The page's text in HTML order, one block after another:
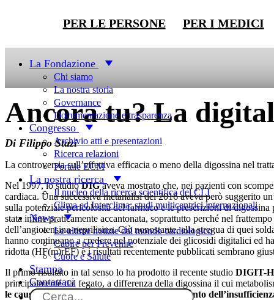
PER LE PERSONE PER I MEDICI
La Fondazione
Chi siamo
La nostra storia
Governance
Documentazione e trasparenza
Congresso
Archivio atti e presentazioni
Ricerca relazioni
Portale ECM
La nostra ricerca
Il nucleo della ricerca scientifica del CLI
Clima ed Interclima: studi multicentrici internazionali
News
Le ultime notizie dal mondo cardiologico
Capire per Prevenire
Cuore e Salute
Stampa
Contattaci
Top News
Ancora tu? La
Di Filippo Stazi
La controversia sull’effettiva efficacia o meno della digossina nel
Nel 1997, lo studioDIGaveva mostrato che, nei pazienti con
cardiaca. Una successiva metanalisi del 2016 aveva però suggerito
sulla potenziale pericolosità del farmaco e le prescrizioni di
stata infine praticamente accantonata, soprattutto perché nel
dell’angiotensina-neprilisina. Ciò nonostante, alla stregua di quei
hanno continuano a credere nel potenziale dei glicosidi digitalici ed
ridotta (HF(m)rEF) e i risultati recentemente pubblicati sembrano
Il primo risultato in tal senso lo ha prodotto il recente studio DIGIT-
principalmente dal fegato, a differenza della digossina il cui
le cause o di ospedalizzazione per peggioramento